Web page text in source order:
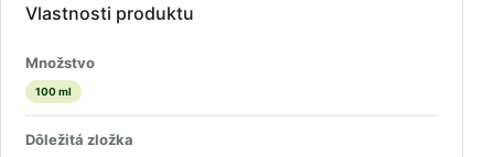
Vlastnosti produktu
Množstvo
100 ml
Dôležitá zložka